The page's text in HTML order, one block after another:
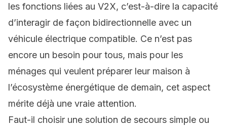
les fonctions liées au V2X, c’est-à-dire la capacité
d’interagir de façon bidirectionnelle avec un
véhicule électrique compatible. Ce n’est pas
encore un besoin pour tous, mais pour les
ménages qui veulent préparer leur maison à
l’écosystème énergétique de demain, cet aspect
mérite déjà une vraie attention.
Faut-il choisir une solution de secours simple ou